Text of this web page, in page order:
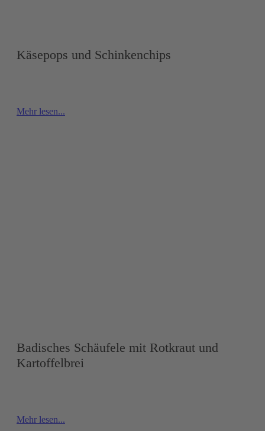
Käsepops und Schinkenchips
Mehr lesen...
Badisches Schäufele mit Rotkraut und
Kartoffelbrei
Mehr lesen...